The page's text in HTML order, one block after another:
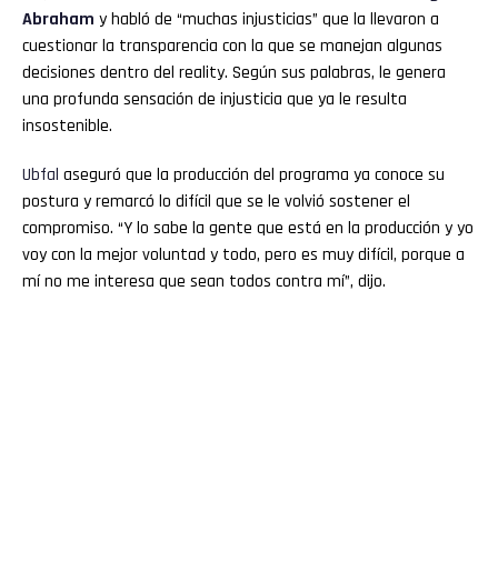
Abraham y habló de “muchas injusticias” que la llevaron a
cuestionar la transparencia con la que se manejan algunas
decisiones dentro del reality. Según sus palabras, le genera
una profunda sensación de injusticia que ya le resulta
insostenible.
Ubfal aseguró que la producción del programa ya conoce su
postura y remarcó lo difícil que se le volvió sostener el
compromiso. “Y lo sabe la gente que está en la producción y yo
voy con la mejor voluntad y todo, pero es muy difícil, porque a
mí no me interesa que sean todos contra mí”, dijo.